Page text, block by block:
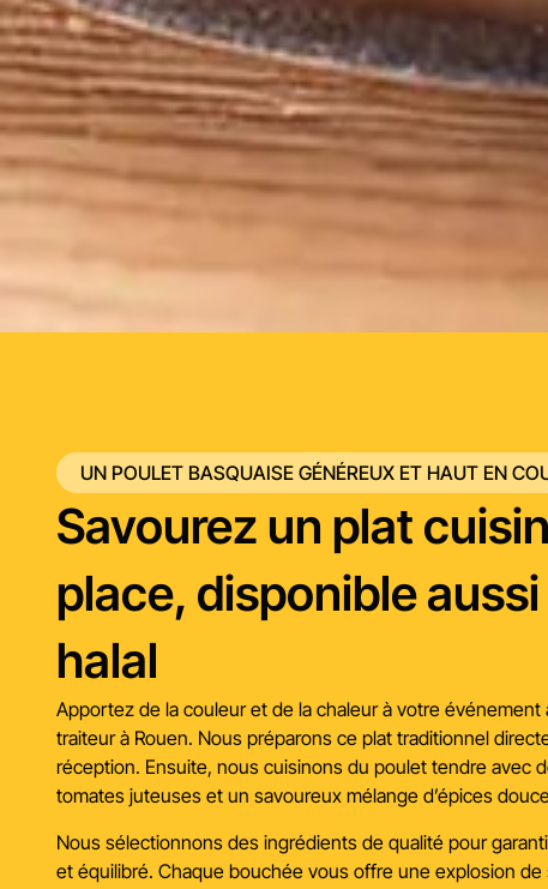
UN POULET BASQUAISE GÉNÉREUX ET HAUT EN
Savourez un plat
place, disponible
halal
Apportez de la couleur et de la chaleur à votre
traiteur à Rouen. Nous préparons ce plat traditionnel
réception. Ensuite, nous cuisinons du poulet tendre avec
tomates juteuses et un savoureux mélange d’épices
Nous sélectionnons des ingrédients de qualité pour
et équilibré. Chaque bouchée vous offre une explosion